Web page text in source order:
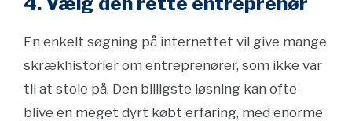
En enkelt søgning på internettet vil give mange
skrækhistorier om entreprenører, som ikke var
til at stole på. Den billigste løsning kan ofte
blive en meget dyrt købt erfaring, med enorme